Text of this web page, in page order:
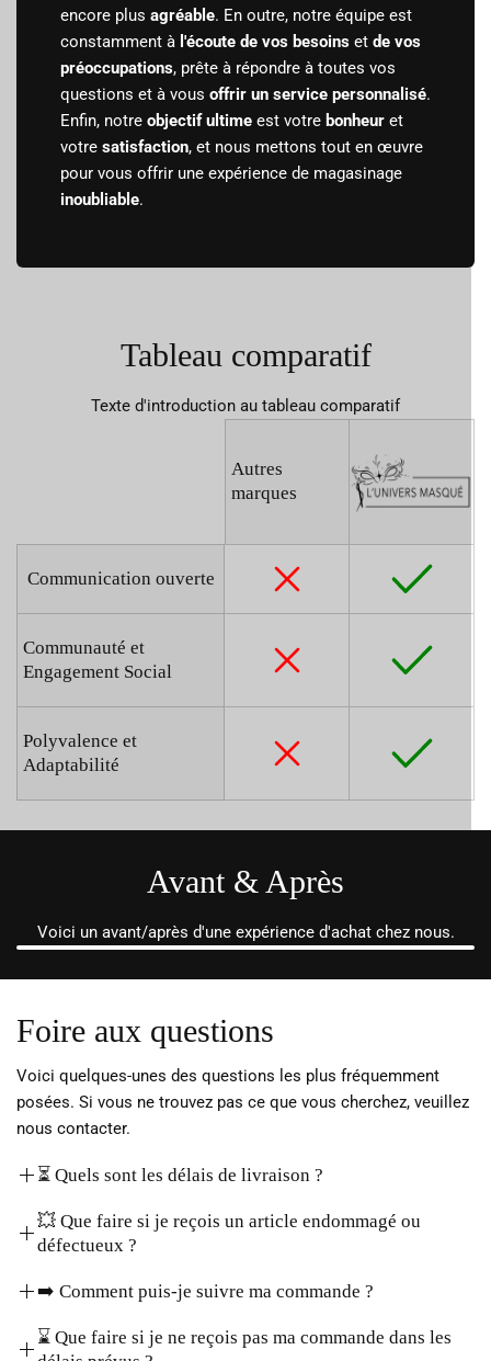
encore plus agréable. En outre, notre équipe est
constamment à l'écoute de vos besoins et de vos
préoccupations, prête à répondre à toutes vos
questions et à vous offrir un service personnalisé.
Enfin, notre objectif ultime est votre bonheur et
votre satisfaction, et nous mettons tout en œuvre
pour vous offrir une expérience de magasinage
inoubliable.
Tableau comparatif
Texte d'introduction au tableau comparatif
Autres
marques
Communication ouverte
Communauté et
Engagement Social
Polyvalence et
Adaptabilité
Avant & Après
Voici un avant/après d'une expérience d'achat chez nous.
Foire aux questions
Voici quelques-unes des questions les plus fréquemment
posées. Si vous ne trouvez pas ce que vous cherchez, veuillez
nous contacter.
⏳ Quels sont les délais de livraison ?
Les délais de livraison sont généralement de 7 à 10
jours ouvrés.
livraison (Grèves, situations météorologiques ou toutes
malheureusement pas responsable. Il te faudra être
💥 Que faire si je reçois un article endommagé ou
défectueux ?
Il faudra renvoyer le colis à l'adresse suivante : Rue de
d'informations, rends-toi sur notrePolitique de retour.
➡️ Comment puis-je suivre ma commande ?
Un mail de confirmation d'expédition te seras envoyez
⌛ Que faire si je ne reçois pas ma commande dans les